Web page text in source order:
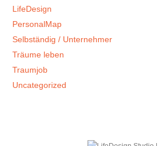
LifeDesign
PersonalMap
Selbständig / Unternehmer
Träume leben
Traumjob
Uncategorized